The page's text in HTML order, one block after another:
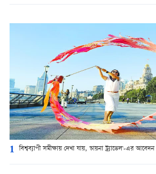
1 বিশ্বব্যাপী সমীক্ষায় দেখা যায়, 'চায়না ট্র্যাভেল'-এর